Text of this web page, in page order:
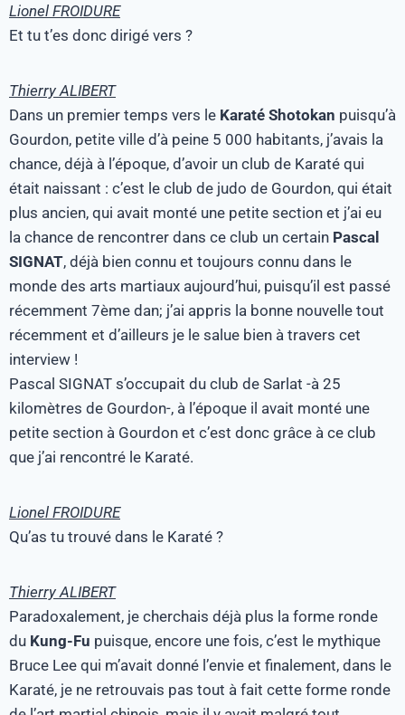
Lionel FROIDURE
Et tu t’es donc dirigé vers ?
Thierry ALIBERT
Dans un premier temps vers le Karaté Shotokan puisqu’à
Gourdon, petite ville d’à peine 5 000 habitants, j’avais la
chance, déjà à l’époque, d’avoir un club de Karaté qui
était naissant : c’est le club de judo de Gourdon, qui était
plus ancien, qui avait monté une petite section et j’ai eu
la chance de rencontrer dans ce club un certain Pascal
SIGNAT, déjà bien connu et toujours connu dans le
monde des arts martiaux aujourd’hui, puisqu’il est passé
récemment 7ème dan; j’ai appris la bonne nouvelle tout
récemment et d’ailleurs je le salue bien à travers cet
interview !
Pascal SIGNAT s’occupait du club de Sarlat -à 25
kilomètres de Gourdon-, à l’époque il avait monté une
petite section à Gourdon et c’est donc grâce à ce club
que j’ai rencontré le Karaté.
Lionel FROIDURE
Qu’as tu trouvé dans le Karaté ?
Thierry ALIBERT
Paradoxalement, je cherchais déjà plus la forme ronde
du Kung-Fu puisque, encore une fois, c’est le mythique
Bruce Lee qui m’avait donné l’envie et finalement, dans le
Karaté, je ne retrouvais pas tout à fait cette forme ronde